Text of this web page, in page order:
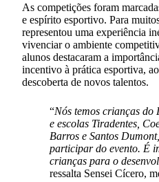
As competições foram
e espírito esportivo. Para
representou uma experiência
vivenciar o ambiente
alunos destacaram a
incentivo à prática esportiva,
descoberta de novos talentos.
“Nós temos crianças
e escolas Tiradentes,
Barros e Santos
participar do evento. É
crianças para o
ressalta Sensei Cícero,